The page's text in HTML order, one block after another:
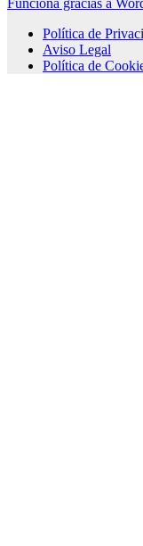
Funciona gracias a
Política de
Aviso Legal
Política de